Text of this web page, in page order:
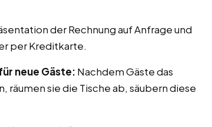
der Rechnung auf Anfrage und
per Kreditkarte.
neue Gäste: Nachdem Gäste das
räumen sie die Tische ab, säubern diese